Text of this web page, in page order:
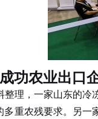
功农业出口
，一家山东的冷冻
多重农残要求。另一